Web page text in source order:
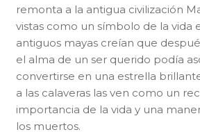
remonta a la antigua civilización
vistas como un símbolo de la vida
antiguos mayas creían que
el alma de un ser querido podía
convertirse en una estrella
a las calaveras las ven como un
importancia de la vida y una
los muertos.